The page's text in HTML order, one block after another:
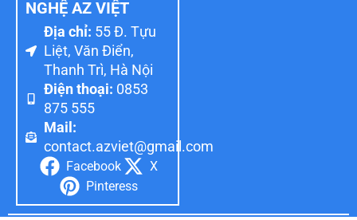
NGHỆ AZ VIỆT
Địa chỉ: 55 Đ. Tựu
Liệt, Văn Điển,
Thanh Trì, Hà Nội
Điện thoại: 0853
875 555
Mail:
contact.azviet@gmail.com
Facebook
X
Pinteress